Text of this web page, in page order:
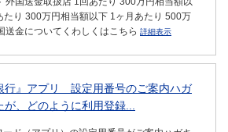
たり 300万円相当額以下 1ヶ月あたり 500万
送金についてくわしくはこちら 詳細表示
行』アプリ 設定用番号のご案内ハガ
、どのように利用登録...